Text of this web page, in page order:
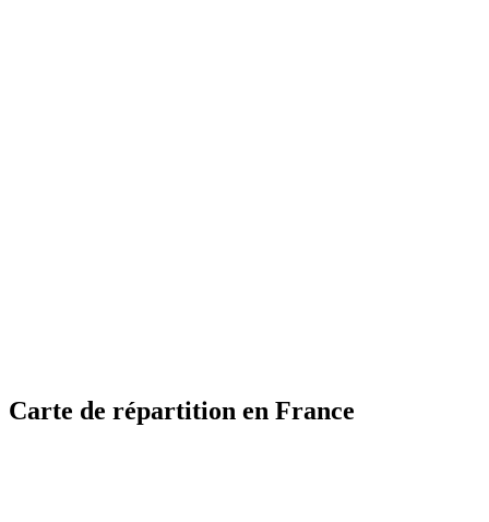
Carte de répartition en France
MapLibre| ©OpenStreetMap
MapLibre| ©OpenStreetMap